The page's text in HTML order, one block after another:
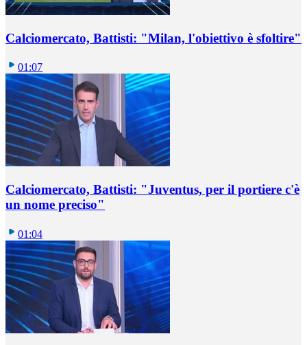
Calciomercato, Battisti: "Milan, l'obiettivo è sfoltire"
01:07
Calciomercato, Battisti: "Juventus, per il portiere c'è
un nome preciso"
01:04